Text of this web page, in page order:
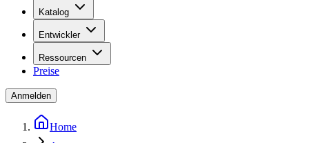
Katalog
Entwickler
Ressourcen
Preise
Anmelden
Home